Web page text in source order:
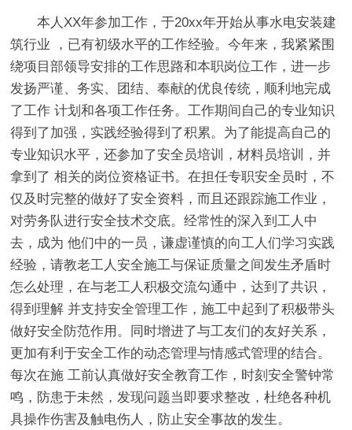
本人XX年参加工作，于20xx年开始从事水电安装建
筑行业 ，已有初级水平的工作经验。今年来，我紧紧围
绕项目部领导安排的工作思路和本职岗位工作，进一步
发扬严谨、务实、团结、奉献的优良传统，顺利地完成
了工作 计划和各项工作任务。工作期间自己的专业知识
得到了加强，实践经验得到了积累。为了能提高自己的
专业知识水平，还参加了安全员培训，材料员培训，并
拿到了 相关的岗位资格证书。在担任专职安全员时，不
仅及时完整的做好了安全资料，而且还跟踪施工作业，
对劳务队进行安全技术交底。经常性的深入到工人中
去，成为 他们中的一员，谦虚谨慎的向工人们学习实践
经验，请教老工人安全施工与保证质量之间发生矛盾时
怎么处理，在与老工人积极交流勾通中，达到了共识，
得到理解 并支持安全管理工作，施工中起到了积极带头
做好安全防范作用。同时增进了与工友们的友好关系，
更加有利于安全工作的动态管理与情感式管理的结合。
每次在施 工前认真做好安全教育工作，时刻安全警钟常
鸣，防患于未然，发现问题当即要求整改，杜绝各种机
具操作伤害及触电伤人，防止安全事故的发生。